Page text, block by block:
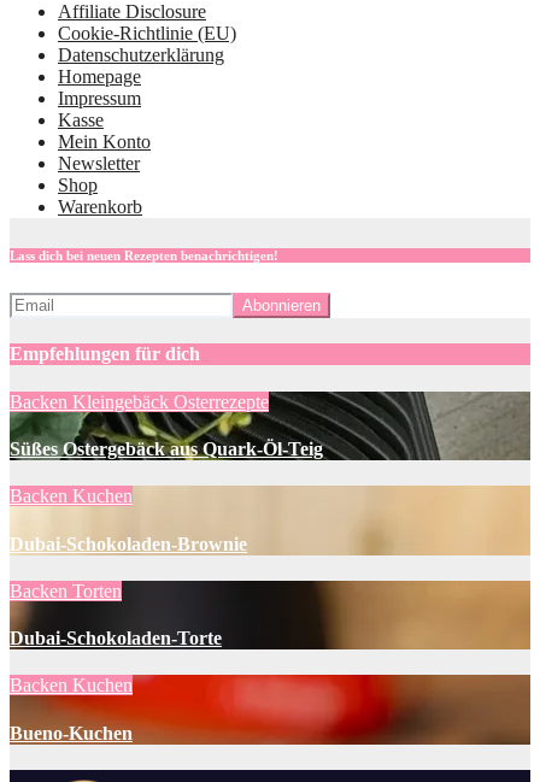
Affiliate Disclosure
Cookie-Richtlinie (EU)
Datenschutzerklärung
Homepage
Impressum
Kasse
Mein Konto
Newsletter
Shop
Warenkorb
Lass dich bei neuen Rezepten benachrichtigen!
Empfehlungen für dich
Backen Kleingebäck Osterrezepte
Süßes Ostergebäck aus Quark-Öl-Teig
Backen Kuchen
Dubai-Schokoladen-Brownie
Backen Torten
Dubai-Schokoladen-Torte
Backen Kuchen
Bueno-Kuchen